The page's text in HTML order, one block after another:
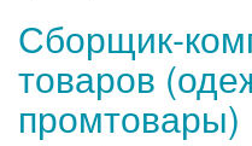
Сборщик-
товаров
промтовары)